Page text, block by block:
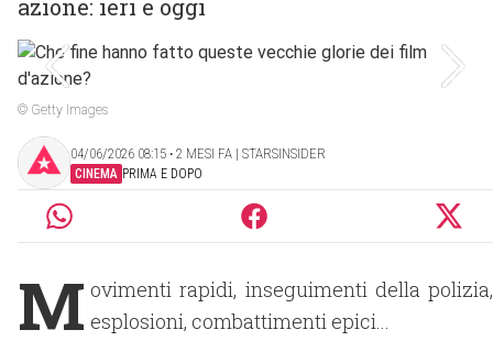
azione: ieri e oggi
© Getty Images
04/06/2026 08:15 ‧ 2 MESI FA | STARSINSIDER
CINEMA PRIMA E DOPO
M ovimenti rapidi, inseguimenti della polizia,
esplosioni, combattimenti epici...